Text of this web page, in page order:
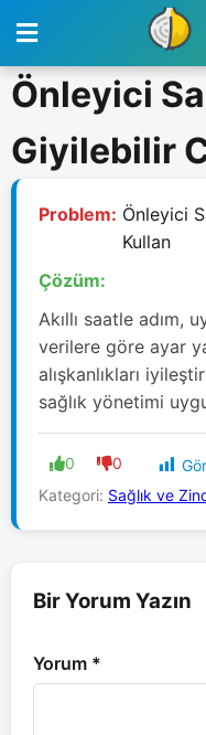
Önleyici
Giyilebilir
Problem: Önleyici
Kullan
Çözüm:
Akıllı saatle adım,
verilere göre ayar
alışkanlıkları
sağlık yönetimi
0 0
Kategori: Sağlık ve
Bir Yorum Yazın
Yorum *